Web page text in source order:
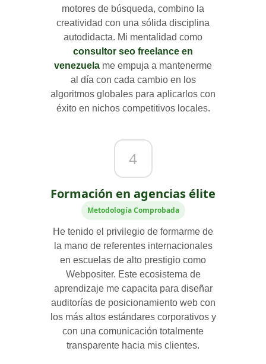
motores de búsqueda, combino la
creatividad con una sólida disciplina
autodidacta. Mi mentalidad como
consultor seo freelance en
venezuela me empuja a mantenerme
al día con cada cambio en los
algoritmos globales para aplicarlos con
éxito en nichos competitivos locales.
4
Formación en agencias élite
Metodología Comprobada
He tenido el privilegio de formarme de
la mano de referentes internacionales
en escuelas de alto prestigio como
Webpositer. Este ecosistema de
aprendizaje me capacita para diseñar
auditorías de posicionamiento web con
los más altos estándares corporativos y
con una comunicación totalmente
transparente hacia mis clientes.